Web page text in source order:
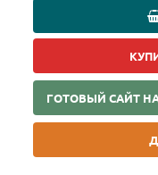
ГОТОВЫЙ САЙТ